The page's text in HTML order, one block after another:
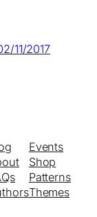
11/2017
Events
Shop
Patterns
Themes